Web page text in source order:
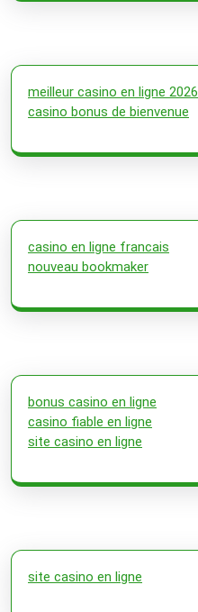
meilleur casino en ligne 2026
casino bonus de bienvenue
casino en ligne francais
nouveau bookmaker
bonus casino en ligne
casino fiable en ligne
site casino en ligne
site casino en ligne